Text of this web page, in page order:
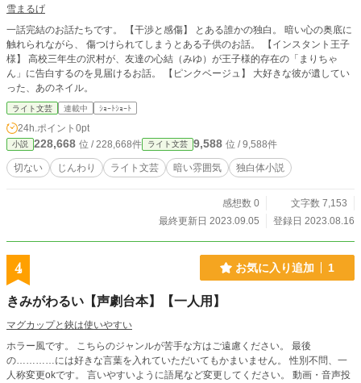
雪まるげ
一話完結のお話たちです。 【干渉と感傷】 とある誰かの独白。 暗い心の奥底に
触れられながら、 傷つけられてしまうとある子供のお話。 【インスタント王子
様】 高校三年生の沢村が、友達の心結（みゆ）が王子様的存在の「まりちゃ
ん」に告白するのを見届けるお話。 【ピンクベージュ】 大好きな彼が遺してい
った、あのネイル。
ライト文芸 連載中 ｼｮｰﾄｼｮｰﾄ
24h.ポイント 0pt
小説 228,668 位 / 228,668件 ライト文芸 9,588 位 / 9,588件
切ない じんわり ライト文芸 暗い雰囲気 独白体小説
感想数 0
文字数 7,153
最終更新日 2023.09.05
登録日 2023.08.16
4 お気に入り追加 1
きみがわるい【声劇台本】【一人用】
マグカップと鋏は使いやすい
ホラー風です。 こちらのジャンルが苦手な方はご遠慮ください。 最後
の…………には好きな言葉を入れていただいてもかまいません。 性別不問、一
人称変更okです。 言いやすいように語尾など変更してください。 動画・音声投